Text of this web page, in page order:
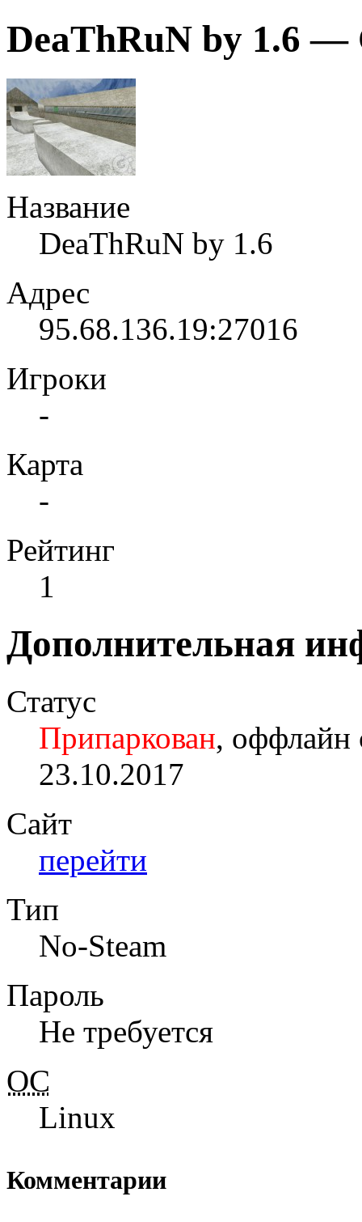
DeaThRuN by 1.6 —
Название
DeaThRuN by 1.6
Адрес
95.68.136.19:27016
Игроки
-
Карта
-
Рейтинг
1
Дополнительная
Статус
Припаркован, оффлайн
23.10.2017
Сайт
перейти
Тип
No-Steam
Пароль
Не требуется
ОС
Linux
Комментарии